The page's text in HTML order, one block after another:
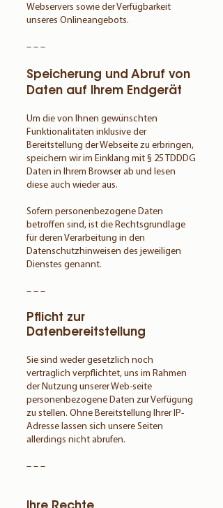
Webservers sowie der Verfügbarkeit
unseres Onlineangebots.
– – –
Speicherung und Abruf von
Daten auf Ihrem Endgerät
Um die von Ihnen gewünschten
Funktionalitäten inklusive der
Bereitstellung der Webseite zu erbringen,
speichern wir im Einklang mit § 25 TDDDG
Daten in Ihrem Browser ab und lesen
diese auch wieder aus.
Sofern personenbezogene Daten
betroffen sind, ist die Rechtsgrundlage
für deren Verarbeitung in den
Datenschutzhinweisen des jeweiligen
Dienstes genannt.
– – –
Pflicht zur
Datenbereitstellung
Sie sind weder gesetzlich noch
vertraglich verpflichtet, uns im Rahmen
der Nutzung unserer Web-seite
personenbezogene Daten zur Verfügung
zu stellen. Ohne Bereitstellung Ihrer IP-
Adresse lassen sich unsere Seiten
allerdings nicht abrufen.
– – –